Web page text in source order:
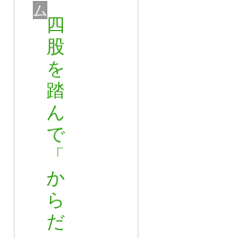
ム
四
股
を
踏
ん
で
「
か
ら
だ